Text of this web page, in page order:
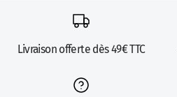
Livraison offerte dès 49€ TTC